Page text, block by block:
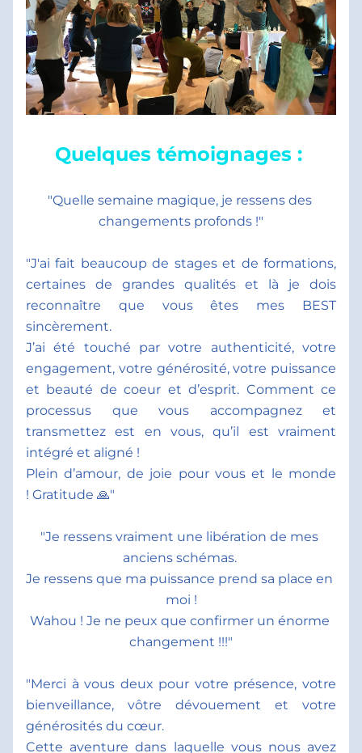
Quelques témoignages :
"Quelle semaine magique, je ressens des
changements profonds !"
"J'ai fait beaucoup de stages et de formations,
certaines de grandes qualités et là je dois
reconnaître que vous êtes mes BEST
sincèrement.
J’ai été touché par votre authenticité, votre
engagement, votre générosité, votre puissance
et beauté de coeur et d’esprit. Comment ce
processus que vous accompagnez et
transmettez est en vous, qu’il est vraiment
intégré et aligné !
Plein d’amour, de joie pour vous et le monde
! Gratitude 🙏"
"Je ressens vraiment une libération de mes
anciens schémas.
Je ressens que ma puissance prend sa place en
moi !
Wahou ! Je ne peux que confirmer un énorme
changement !!!"
"Merci à vous deux pour votre présence, votre
bienveillance, vôtre dévouement et votre
générosités du cœur.
Cette aventure dans laquelle vous nous avez